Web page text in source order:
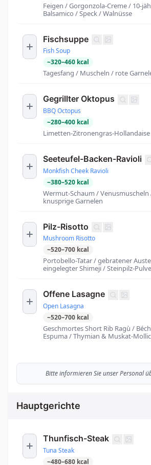
Feigen / Gorgonzola-Creme / 10-
Balsamico / Speck / Walnüsse
Fischsuppe
Fish Soup
~320–460 kcal
Tagesfang / Muscheln / rote
Gegrillter Oktopus
BBQ Octopus
~280–400 kcal
Limetten-Zitronengras-Hollandaise
Seeteufel-Backen-Ravioli
Monkfish Cheek Ravioli
~380–520 kcal
Wermut-Schaum / Venusmuscheln
knusprige Garnelen
Pilz-Risotto
Mushroom Risotto
~520–700 kcal
Portobello-Tatar / gebratener
eingelegter Shimeji / Steinpilz-
Offene Lasagne
Open Lasagna
~520–700 kcal
Geschmortes Short Rib Ragù /
Espuma / Thymian & Muskat-
Bitte informieren Sie unser Personal
Hauptgerichte
Thunfisch-Steak
Tuna Steak
~480–680 kcal